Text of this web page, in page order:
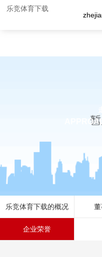
企业荣誉-乐竞体
乐竞体育下载
乐竞体育下载的概况
企业荣誉